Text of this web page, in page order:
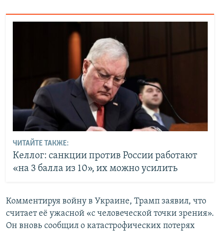
ЧИТАЙТЕ ТАКЖЕ:
Келлог: санкции против России работают
«на 3 балла из 10», их можно усилить
Комментируя войну в Украине, Трамп заявил, что
считает её ужасной «с человеческой точки зрения».
Он вновь сообщил о катастрофических потерях